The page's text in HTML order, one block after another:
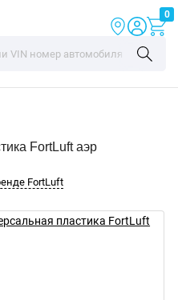
0
FortLuft аэр
FortLuft